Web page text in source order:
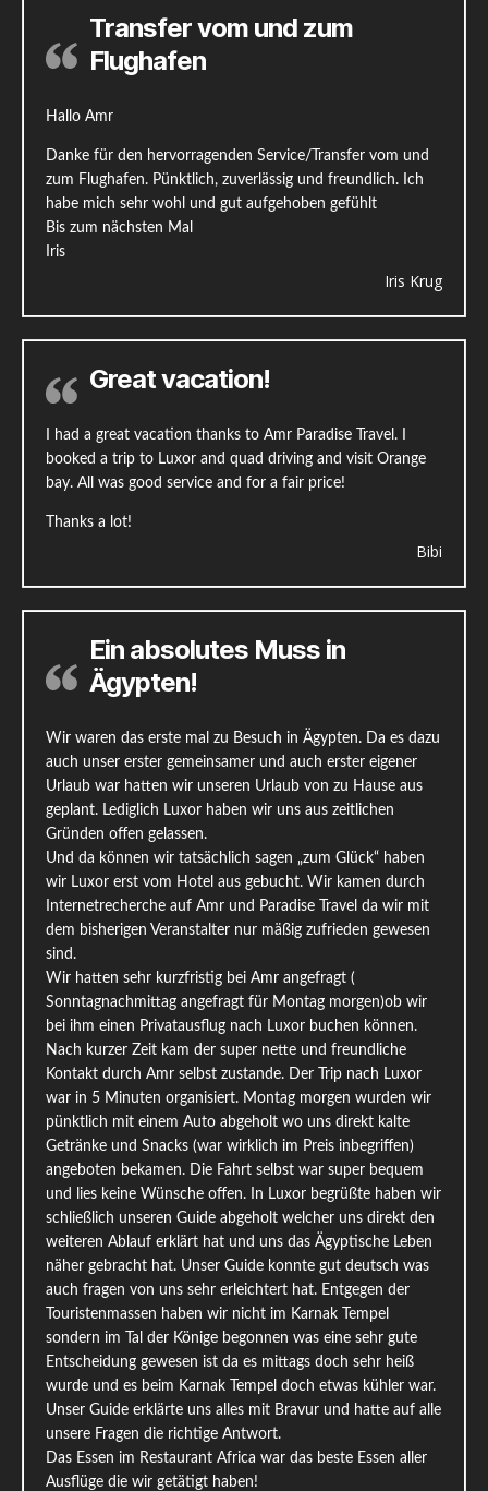
Transfer vom und zum
Flughafen
Hallo Amr
Danke für den hervorragenden Service/Transfer vom und
zum Flughafen. Pünktlich, zuverlässig und freundlich. Ich
habe mich sehr wohl und gut aufgehoben gefühlt
Bis zum nächsten Mal
Iris
Iris Krug
Great vacation!
I had a great vacation thanks to Amr Paradise Travel. I
booked a trip to Luxor and quad driving and visit Orange
bay. All was good service and for a fair price!
Thanks a lot!
Bibi
Ein absolutes Muss in
Ägypten!
Wir waren das erste mal zu Besuch in Ägypten. Da es dazu
auch unser erster gemeinsamer und auch erster eigener
Urlaub war hatten wir unseren Urlaub von zu Hause aus
geplant. Lediglich Luxor haben wir uns aus zeitlichen
Gründen offen gelassen.
Und da können wir tatsächlich sagen „zum Glück“ haben
wir Luxor erst vom Hotel aus gebucht. Wir kamen durch
Internetrecherche auf Amr und Paradise Travel da wir mit
dem bisherigen Veranstalter nur mäßig zufrieden gewesen
sind.
Wir hatten sehr kurzfristig bei Amr angefragt (
Sonntagnachmittag angefragt für Montag morgen)ob wir
bei ihm einen Privatausflug nach Luxor buchen können.
Nach kurzer Zeit kam der super nette und freundliche
Kontakt durch Amr selbst zustande. Der Trip nach Luxor
war in 5 Minuten organisiert. Montag morgen wurden wir
pünktlich mit einem Auto abgeholt wo uns direkt kalte
Getränke und Snacks (war wirklich im Preis inbegriffen)
angeboten bekamen. Die Fahrt selbst war super bequem
und lies keine Wünsche offen. In Luxor begrüßte haben wir
schließlich unseren Guide abgeholt welcher uns direkt den
weiteren Ablauf erklärt hat und uns das Ägyptische Leben
näher gebracht hat. Unser Guide konnte gut deutsch was
auch fragen von uns sehr erleichtert hat. Entgegen der
Touristenmassen haben wir nicht im Karnak Tempel
sondern im Tal der Könige begonnen was eine sehr gute
Entscheidung gewesen ist da es mittags doch sehr heiß
wurde und es beim Karnak Tempel doch etwas kühler war.
Unser Guide erklärte uns alles mit Bravur und hatte auf alle
unsere Fragen die richtige Antwort.
Das Essen im Restaurant Africa war das beste Essen aller
Ausflüge die wir getätigt haben!